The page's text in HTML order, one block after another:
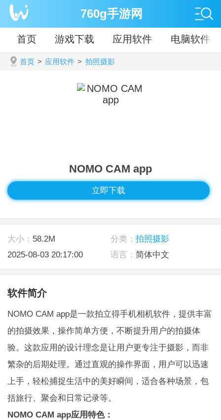
760g手游网
首页 游戏下载 应用软件 电脑软件
首页 > 应用软件 > 拍照摄影
NOMO CAM app
立即下载
大小： 58.2M 分类： 拍照摄影
2025-08-03 20:17:00
语言： 简体中文
软件简介
NOMO CAM app是一款拍立得手机相机软件，提供丰富
的拍摄效果，操作简单方便，不断提升用户的拍摄体
验。这款应用的设计理念是让用户更专注于摄影，而非
繁杂的后期处理。通过直观的操作界面，用户可以迅速
上手，轻松捕捉生活中的美好瞬间，适合各种场景，包
括旅行、聚会和日常记录等。
NOMO CAM app应用特色：